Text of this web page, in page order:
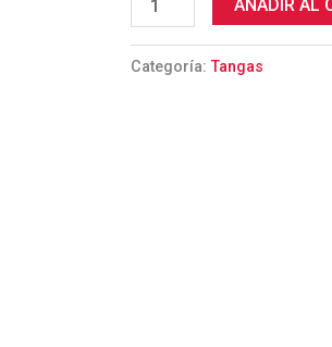
AÑADIR AL
Categoría:Tangas